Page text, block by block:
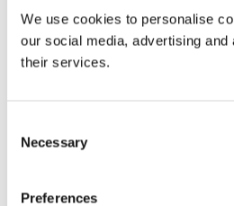
We use cookies to personalise
our social media, advertising
their services.
Selection
Necessary
Preferences